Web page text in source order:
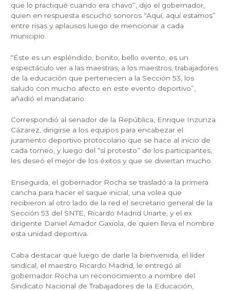
que lo practiqué cuando era chavo”, dijo el gobernador,
quien en respuesta escuchó sonoros “Aquí, aquí estamos”
entre risas y aplausos luego de mencionar a cada
municipio.
“Éste es un espléndido, bonito, bello evento, es un
espectáculo ver a las maestras, a los maestros, trabajadores
de la educación que pertenecen a la Sección 53, los
saludo con mucho afecto en este evento deportivo”,
añadió el mandatario.
Correspondió al senador de la República, Enrique Inzunza
Cázarez, dirigirse a los equipos para encabezar el
juramento deportivo protocolario que se hace al inicio de
cada torneo, y luego del “sí protesto” de los participantes,
les deseó el mejor de los éxitos y que se diviertan mucho.
Enseguida, el gobernador Rocha se trasladó a la primera
cancha para hacer el saque inicial, una volea que
recibieron al otro lado de la red el secretario general de la
Sección 53 del SNTE, Ricardo Madrid Uriarte, y el ex
dirigente Daniel Amador Gaxiola, de quien lleva el nombre
esta unidad deportiva.
Caba destacar que luego de darle la bienvenida, el líder
sindical, el maestro Ricardo Madrid, le entregó al
gobernador Rocha un reconocimiento a nombre del
Sindicato Nacional de Trabajadores de la Educación,